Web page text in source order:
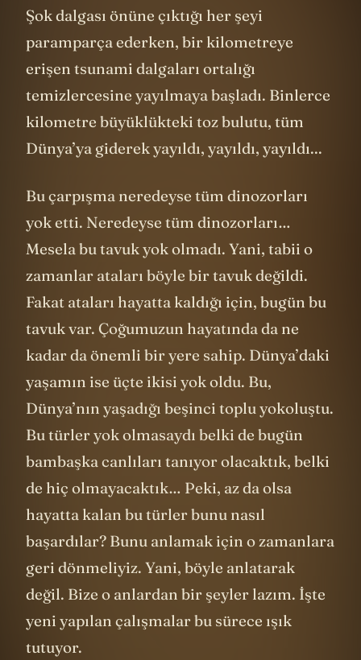
Şok dalgası önüne çıktığı her şeyi
paramparça ederken, bir kilometreye
erişen tsunami dalgaları ortalığı
temizlercesine yayılmaya başladı. Binlerce
kilometre büyüklükteki toz bulutu, tüm
Dünya’ya giderek yayıldı, yayıldı, yayıldı...
Bu çarpışma neredeyse tüm dinozorları
yok etti. Neredeyse tüm dinozorları…
Mesela bu tavuk yok olmadı. Yani, tabii o
zamanlar ataları böyle bir tavuk değildi.
Fakat ataları hayatta kaldığı için, bugün bu
tavuk var. Çoğumuzun hayatında da ne
kadar da önemli bir yere sahip. Dünya’daki
yaşamın ise üçte ikisi yok oldu. Bu,
Dünya’nın yaşadığı beşinci toplu yokoluştu.
Bu türler yok olmasaydı belki de bugün
bambaşka canlıları tanıyor olacaktık, belki
de hiç olmayacaktık… Peki, az da olsa
hayatta kalan bu türler bunu nasıl
başardılar? Bunu anlamak için o zamanlara
geri dönmeliyiz. Yani, böyle anlatarak
değil. Bize o anlardan bir şeyler lazım. İşte
yeni yapılan çalışmalar bu sürece ışık
tutuyor.